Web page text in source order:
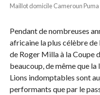
Maillot domicile Cameroun Puma
Pendant de nombreuses
africaine la plus célèbre
de Roger Milla à la Coupe
beaucoup, de même que la
Lions indomptables sont
performants que par le